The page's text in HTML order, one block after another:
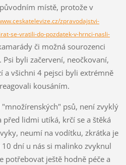
místě, protože v
zpravodajstvi-
se-vratili-do-pozdatek-v-hrnci-nasli-
či možná sourozenci
byli začervení, neočkovaní,
a všichni 4 pejsci byli extrémně
kousáním.
psů, není zvyklý
lidmi utíká, krčí se a štěká
neumí na vodítku, zkrátka je
dní u nás si malinko zvyknul
potřebovat ještě hodně péče a